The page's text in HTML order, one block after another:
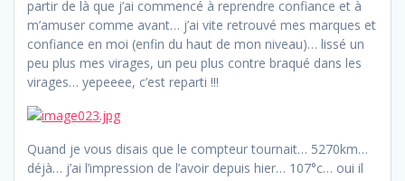
partir de là que j’ai commencé à reprendre confiance et à
m’amuser comme avant… j’ai vite retrouvé mes marques et
confiance en moi (enfin du haut de mon niveau)… lissé un
peu plus mes virages, un peu plus contre braqué dans les
virages… yepeeee, c’est reparti !!!
Quand je vous disais que le compteur tournait… 5270km…
déjà… j’ai l’impression de l’avoir depuis hier… 107°c… oui il